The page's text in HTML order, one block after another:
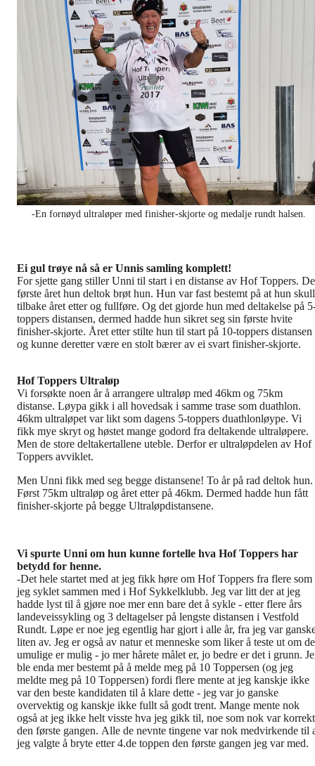
-En fornøyd ultraløper med finisher-skjorte og medalje rundt halsen.
Ei gul trøye nå så er Unnis samling komplett!
For sjette gang stiller Unni til start i en distanse av Hof Toppers.
første året hun deltok brøt hun. Hun var fast bestemt på at hun
tilbake året etter og fullføre. Og det gjorde hun med deltakelse på
toppers distansen, dermed hadde hun sikret seg sin første hvite
finisher-skjorte. Året etter stilte hun til start på 10-toppers distansen
og kunne deretter være en stolt bærer av ei svart finisher-skjorte.
Hof Toppers Ultraløp
Vi forsøkte noen år å arrangere ultraløp med 46km og 75km
distanse. Løypa gikk i all hovedsak i samme trase som duathlon.
46km ultraløpet var likt som dagens 5-toppers duathlonløype. Vi
fikk mye skryt og høstet mange godord fra deltakende ultraløpere.
Men de store deltakertallene uteble. Derfor er ultraløpdelen av Hof
Toppers avviklet.
Men Unni fikk med seg begge distansene! To år på rad deltok hun.
Først 75km ultraløp og året etter på 46km. Dermed hadde hun fått
finisher-skjorte på begge Ultraløpdistansene.
Vi spurte Unni om hun kunne fortelle hva Hof Toppers har
betydd for henne.
-Det hele startet med at jeg fikk høre om Hof Toppers fra flere som
jeg syklet sammen med i Hof Sykkelklubb. Jeg var litt der at jeg
hadde lyst til å gjøre noe mer enn bare det å sykle - etter flere års
landeveissykling og 3 deltagelser på lengste distansen i Vestfold
Rundt. Løpe er noe jeg egentlig har gjort i alle år, fra jeg var
liten av. Jeg er også av natur et menneske som liker å teste ut om
umulige er mulig - jo mer hårete målet er, jo bedre er det i grunn.
ble enda mer bestemt på å melde meg på 10 Toppersen (og jeg
meldte meg på 10 Toppersen) fordi flere mente at jeg kanskje ikke
var den beste kandidaten til å klare dette - jeg var jo ganske
overvektig og kanskje ikke fullt så godt trent. Mange mente nok
også at jeg ikke helt visste hva jeg gikk til, noe som nok var korrekt
den første gangen. Alle de nevnte tingene var nok medvirkende til
jeg valgte å bryte etter 4.de toppen den første gangen jeg var med.